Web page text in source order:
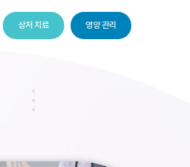
상처 치료 영양 관리